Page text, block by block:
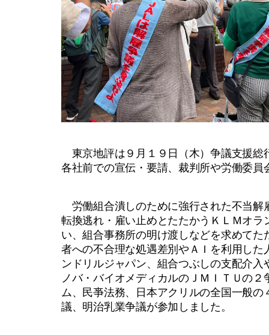
東京地評は９月１９日（木）争議支援総
各社前での宣伝・要請、裁判所や労働委員
労働組合潰しのために強行された不当解
転換逃れ・雇い止めとたたかうＫＬＭオ
い、組合事務所の明け渡しなどを求めて
者への不合理な処遇差別やＡＩを利用し
ンドリルジャパン、組合つぶしの支配介
ノバ・バイオメディカルのＪＭＩＴＵの
ム、民亊法務、日本アクリルの全国一般
議、明治乳業争議が参加しました。